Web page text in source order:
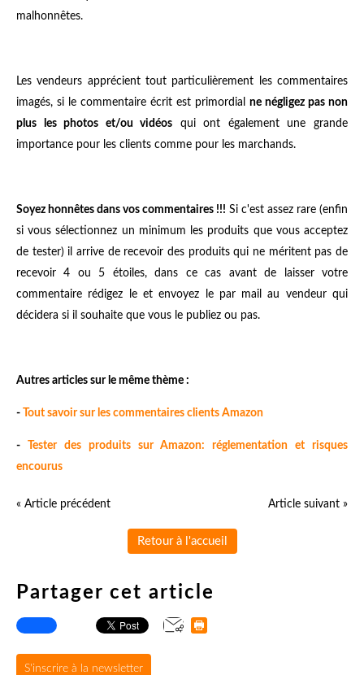
malhonnêtes.
Les vendeurs apprécient tout particulièrement les commentaires
imagés, si le commentaire écrit est primordial ne négligez pas non
plus les photos et/ou vidéos qui ont également une grande
importance pour les clients comme pour les marchands.
Soyez honnêtes dans vos commentaires !!! Si c'est assez rare (enfin
si vous sélectionnez un minimum les produits que vous acceptez
de tester) il arrive de recevoir des produits qui ne méritent pas de
recevoir 4 ou 5 étoiles, dans ce cas avant de laisser votre
commentaire rédigez le et envoyez le par mail au vendeur qui
décidera si il souhaite que vous le publiez ou pas.
Autres articles sur le même thème :
- Tout savoir sur les commentaires clients Amazon
- Tester des produits sur Amazon: réglementation et risques
encourus
« Article précédent Article suivant »
Retour à l'accueil
Partager cet article
S'inscrire à la newsletter